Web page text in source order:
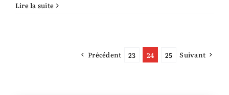
Lire la suite
Précédent 23 24 25 Suivant